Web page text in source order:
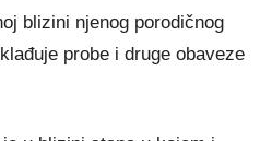
blizini njenog porodičnog
probe i druge obaveze